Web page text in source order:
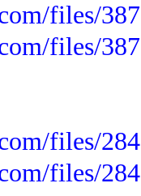
files/
files/
files/
files/